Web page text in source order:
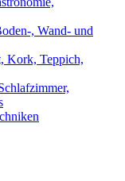
, Wand- und
Kork, Teppich,